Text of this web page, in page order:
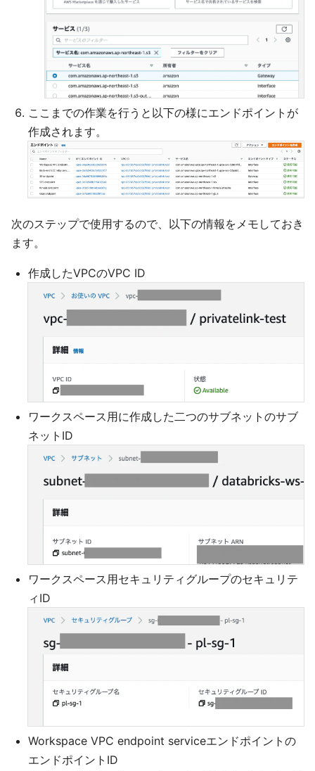
ここまでの作業を行うと以下の様にエンドポイントが
作成されます。
次のステップで使用するので、以下の情報をメモしておき
ます。
作成したVPCのVPC ID
ワークスペース用に作成した二つのサブネットのサブ
ネットID
ワークスペース用セキュリティグループのセキュリテ
ィID
Workspace VPC endpoint serviceエンドポイントの
エンドポイントID